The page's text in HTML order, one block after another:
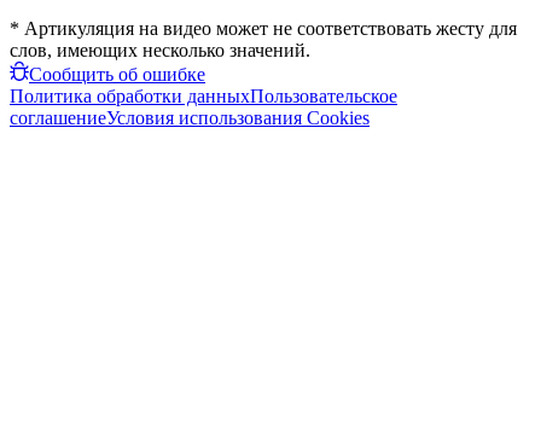
* Артикуляция на видео может не соответствовать жесту для
слов, имеющих несколько значений.
Сообщить об ошибке
Политика обработки данныхПользовательское
соглашениеУсловия использования Cookies